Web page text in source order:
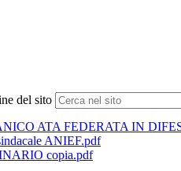
del sito
ATA FEDERATA IN
ANIEF.pdf
copia.pdf